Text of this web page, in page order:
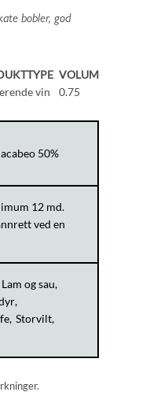
bobler, god
vin
VOLUM
0.75
50%
12 md.
ved en
Lam og sau
Storvilt